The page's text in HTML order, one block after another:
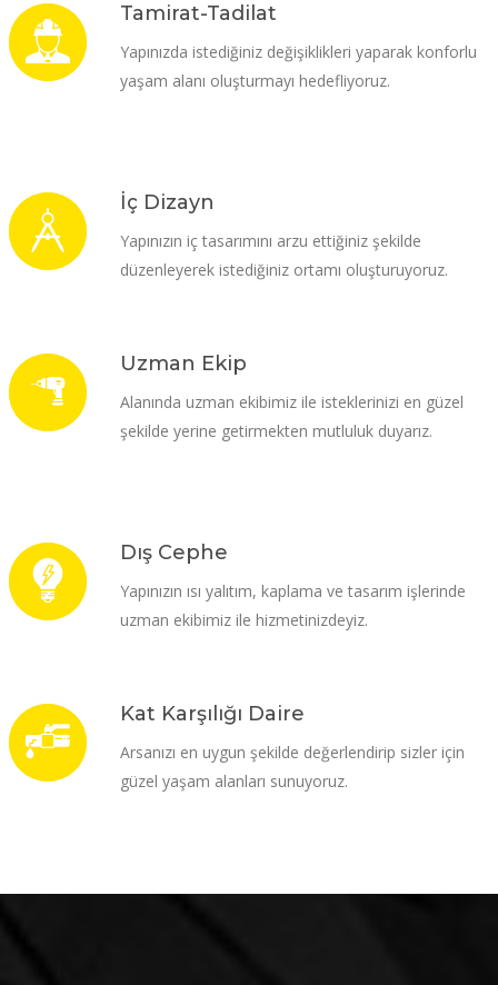
Tamirat-Tadilat
Yapınızda istediğiniz değişiklikleri yaparak konforlu
yaşam alanı oluşturmayı hedefliyoruz.
İç Dizayn
Yapınızın iç tasarımını arzu ettiğiniz şekilde
düzenleyerek istediğiniz ortamı oluşturuyoruz.
Uzman Ekip
Alanında uzman ekibimiz ile isteklerinizi en güzel
şekilde yerine getirmekten mutluluk duyarız.
Dış Cephe
Yapınızın ısı yalıtım, kaplama ve tasarım işlerinde
uzman ekibimiz ile hizmetinizdeyiz.
Kat Karşılığı Daire
Arsanızı en uygun şekilde değerlendirip sizler için
güzel yaşam alanları sunuyoruz.